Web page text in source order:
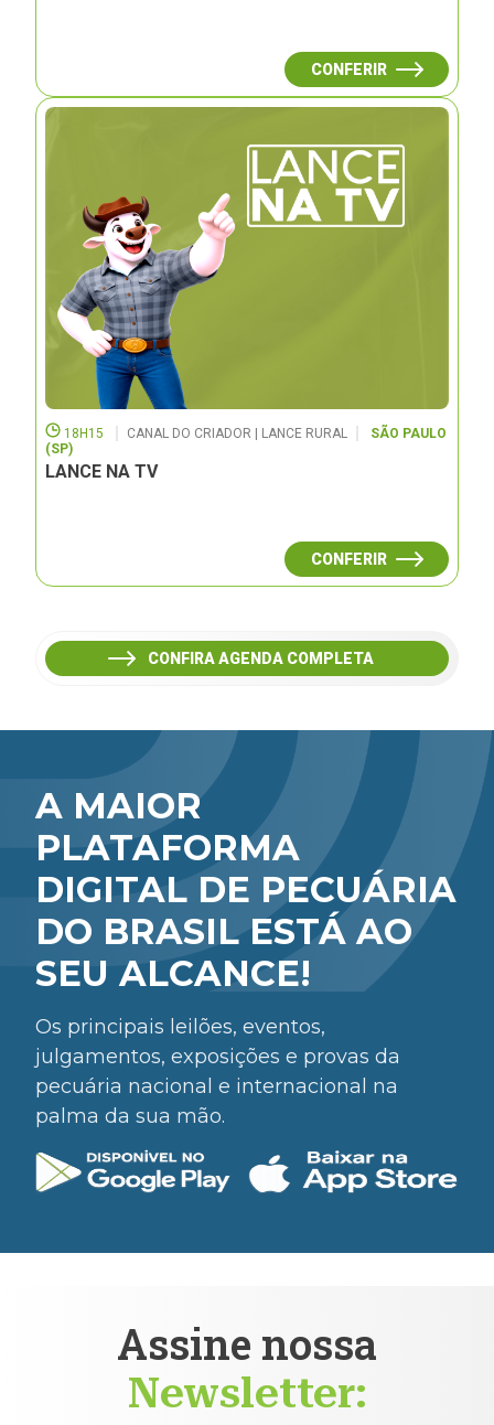
CONFERIR
18H15 CANAL DO CRIADOR | LANCE RURAL
SÃO PAULO
(SP)
LANCE NA TV
CONFERIR
CONFIRA AGENDA COMPLETA
A MAIOR
PLATAFORMA
DIGITAL DE PECUÁRIA
DO BRASIL ESTÁ AO
SEU ALCANCE!
Os principais leilões, eventos,
julgamentos, exposições e provas da
pecuária nacional e internacional na
palma da sua mão.
Assine nossa
Newsletter: